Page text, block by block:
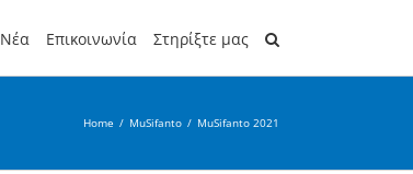
Νέα Επικοινωνία Στηρίξτε μας
Home / MuSifanto / MuSifanto 2021